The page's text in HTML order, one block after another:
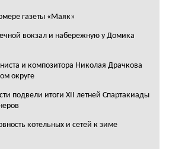
газеты «Маяк»
вокзал и набережную у Домика
и композитора Николая Драчкова
округе
подвели итоги XII летней Спартакиады
котельных и сетей к зиме